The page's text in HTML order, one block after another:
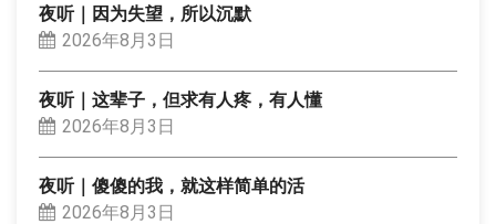
夜听｜因为失望，所以沉默
2026年8月3日
夜听｜这辈子，但求有人疼，有人懂
2026年8月3日
夜听｜傻傻的我，就这样简单的活
2026年8月3日